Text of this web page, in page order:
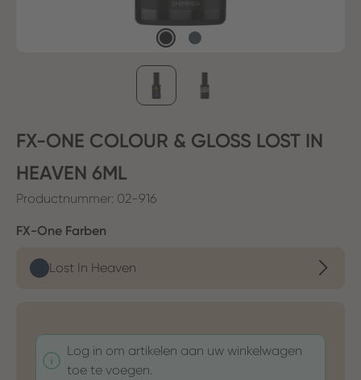
FX-ONE COLOUR & GLOSS LOST IN
HEAVEN 6ML
Productnummer: 02-916
Selecteer
FX-One Farben
Lost In Heaven
Log in om artikelen aan uw winkelwagen
toe te voegen.